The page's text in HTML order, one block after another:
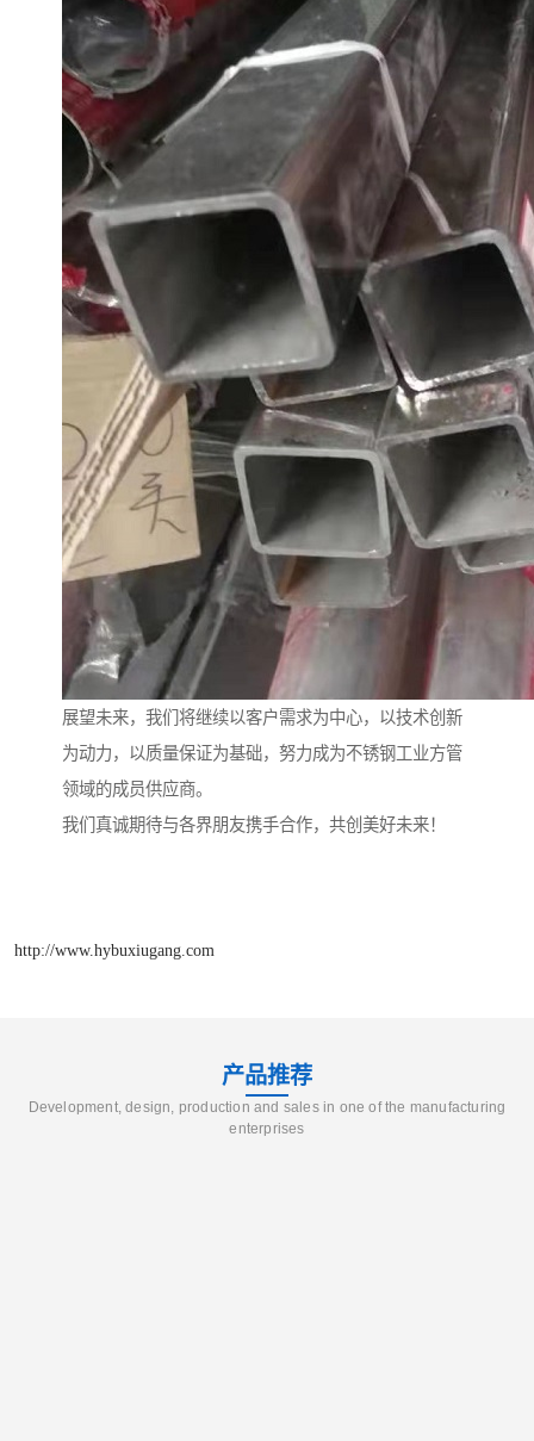
展望未来，我们将继续以客户需求为中心，以技术创新
为动力，以质量保证为基础，努力成为不锈钢工业方管
领域的成员供应商。
我们真诚期待与各界朋友携手合作，共创美好未来！
http://www.hybuxiugang.com
产品推荐
Development, design, production and sales in one of the manufacturing
enterprises